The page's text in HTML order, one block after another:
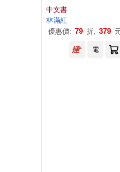
中文書
林滿紅
優惠價: 79 折, 379
電